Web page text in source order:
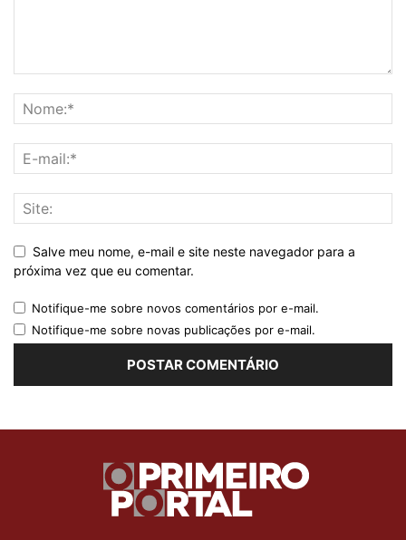
Salve meu nome, e-mail e site neste navegador para a
próxima vez que eu comentar.
Notifique-me sobre novos comentários por e-mail.
Notifique-me sobre novas publicações por e-mail.